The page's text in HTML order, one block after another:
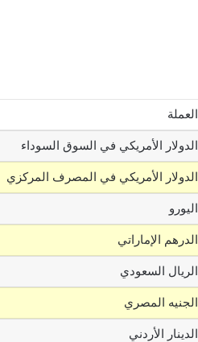
العملة
الدولار الأمريكي في السوق السوداء
الدولار الأمريكي في المصرف المركزي
اليورو
الدرهم الإماراتي
الريال السعودي
الجنيه المصري
الدينار الأردني